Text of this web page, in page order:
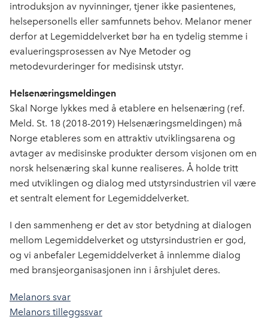
introduksjon av nyvinninger, tjener ikke pasientenes,
helsepersonells eller samfunnets behov. Melanor mener
derfor at Legemiddelverket bør ha en tydelig stemme i
evalueringsprosessen av Nye Metoder og
metodevurderinger for medisinsk utstyr.
Helsenæringsmeldingen
Skal Norge lykkes med å etablere en helsenæring (ref.
Meld. St. 18 (2018-2019) Helsenæringsmeldingen) må
Norge etableres som en attraktiv utviklingsarena og
avtager av medisinske produkter dersom visjonen om en
norsk helsenæring skal kunne realiseres. Å holde tritt
med utviklingen og dialog med utstyrsindustrien vil være
et sentralt element for Legemiddelverket.
I den sammenheng er det av stor betydning at dialogen
mellom Legemiddelverket og utstyrsindustrien er god,
og vi anbefaler Legemiddelverket å innlemme dialog
med bransjeorganisasjonen inn i årshjulet deres.
Melanors svar
Melanors tilleggssvar